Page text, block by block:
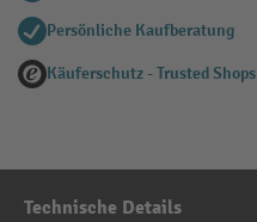
Persönliche Kaufberatung
Käuferschutz - Trusted Shops
Technische Details